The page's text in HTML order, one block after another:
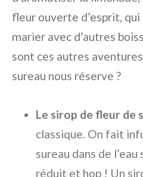
fleur ouverte d’esprit,
marier avec d’autres
sont ces autres
sureau nous réserve ?
Le sirop de fleur de
classique. On fait
sureau dans de
réduit et hop ! Un